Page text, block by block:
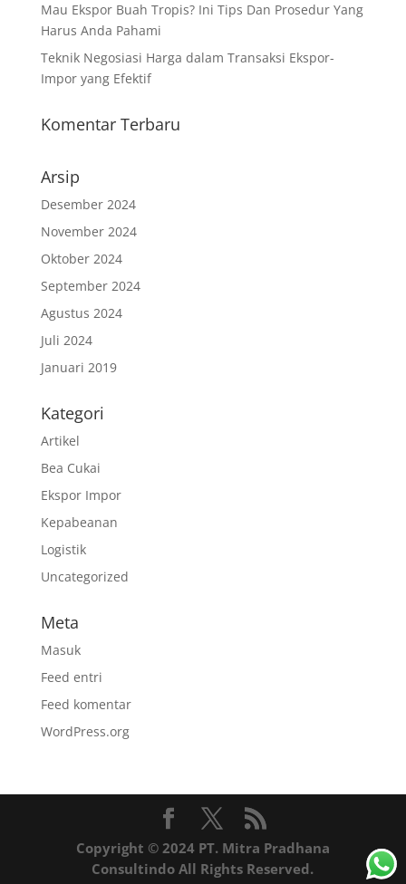
Mau Ekspor Buah Tropis? Ini Tips Dan Prosedur Yang
Harus Anda Pahami
Teknik Negosiasi Harga dalam Transaksi Ekspor-
Impor yang Efektif
Komentar Terbaru
Arsip
Desember 2024
November 2024
Oktober 2024
September 2024
Agustus 2024
Juli 2024
Januari 2019
Kategori
Artikel
Bea Cukai
Ekspor Impor
Kepabeanan
Logistik
Uncategorized
Meta
Masuk
Feed entri
Feed komentar
WordPress.org
Copyright © 2024 PT. Mitra Pradhana
Consultindo All Rights Reserved.